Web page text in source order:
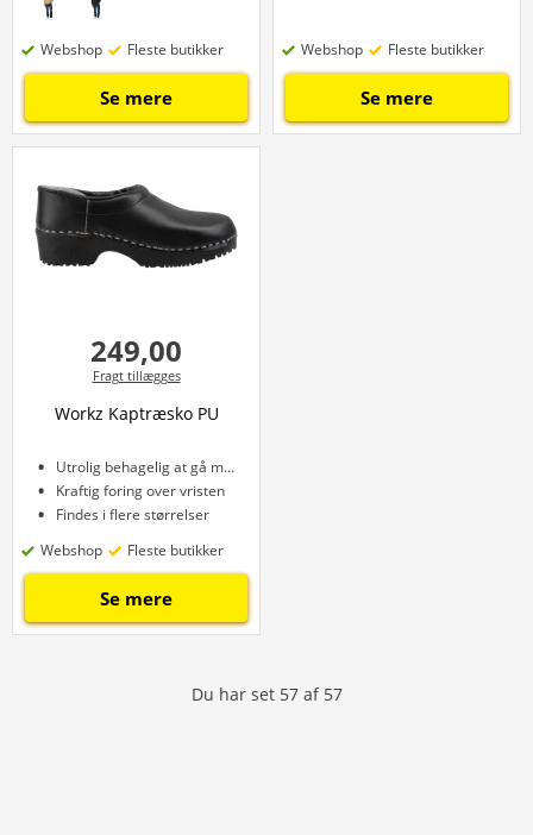
Webshop Fleste butikker
Se mere
Webshop Fleste butikker
Se mere
249,00
Fragt tillægges
Workz Kaptræsko PU
Utrolig behagelig at gå med
Kraftig foring over vristen
Findes i flere størrelser
Webshop
Fleste butikker
Se mere
Du har set 57 af 57